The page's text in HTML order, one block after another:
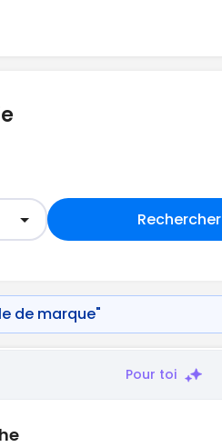
Rechercher
de marque"
Pour toi